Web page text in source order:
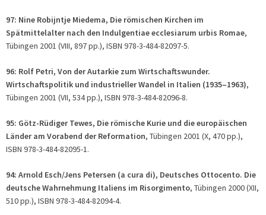
97: Nine Robijntje Miedema, Die römischen Kirchen im
Spätmittelalter nach den Indulgentiae ecclesiarum urbis Romae,
Tübingen 2001 (VIII, 897 pp.), ISBN 978-3-484-82097-5.
96: Rolf Petri, Von der Autarkie zum Wirtschaftswunder.
Wirtschaftspolitik und industrieller Wandel in Italien (1935–1963),
Tübingen 2001 (VII, 534 pp.), ISBN 978-3-484-82096-8.
95: Götz-Rüdiger Tewes, Die römische Kurie und die europäischen
Länder am Vorabend der Reformation, Tübingen 2001 (X, 470 pp.),
ISBN 978-3-484-82095-1.
94: Arnold Esch/Jens Petersen (a cura di), Deutsches Ottocento. Die
deutsche Wahrnehmung Italiens im Risorgimento, Tübingen 2000 (XII,
510 pp.), ISBN 978-3-484-82094-4.